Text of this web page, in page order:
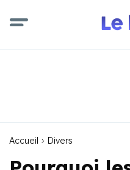
Accueil Divers